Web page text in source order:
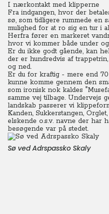
I nærkontakt med klipperne
Fra indgangen, hvor der
sø, som tidligere rummede en
mulighed for at ro sig en tur i
Herfra fører en markeret
hvor vi kommer både under
Er du ikke godt gående, kan
der er hundredvis af
og ned.
Er du for kraftig - mere end
kunne komme gennem den
som ironisk nok kaldes
samme vej tilbage. Undervejs
landskab passerer vi
Kanden, Sukkerstangen,
elskende o.s.v. navne der har
besøgende var på stedet.
Sø ved Adrspassko Skaly